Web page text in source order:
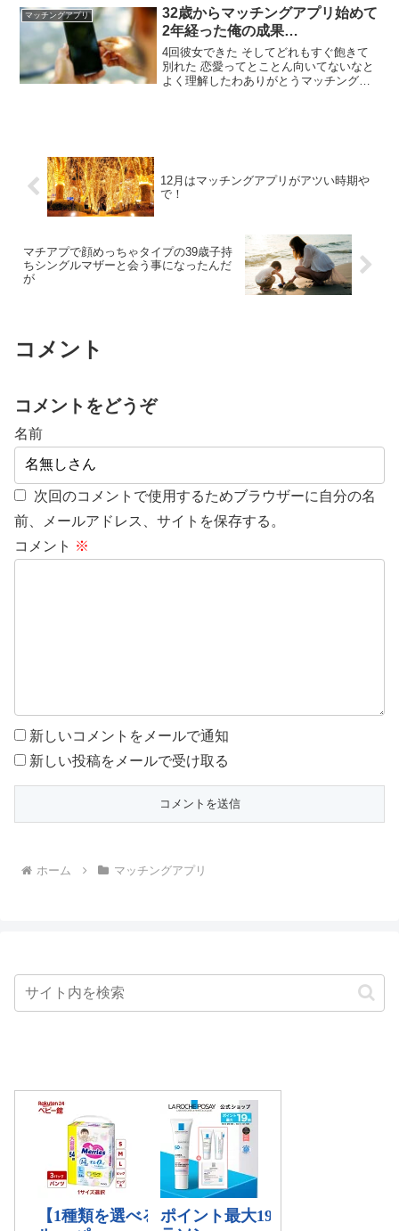
は嫌がる子多いよ じゃあこの時期なら寒
いからちょっとどこか入ろっかで行ける
だろ
マッチングアプリ
32歳からマッチングアプリ始めて
2年経った俺の成果…
4回彼女できた そしてどれもすぐ飽きて
別れた 恋愛ってとことん向いてないなと
よく理解したわありがとうマッチングア
12月はマッチングアプリがアツい時期や
で！
マチアプで顔めっちゃタイプの39歳子持
ちシングルマザーと会う事になったんだ
が
コメント
コメントをどうぞ
名前
次回のコメントで使用するためブラウザーに自分の名
前、メールアドレス、サイトを保存する。
コメント ※
新しいコメントをメールで通知
新しい投稿をメールで受け取る
ホーム マッチングアプリ